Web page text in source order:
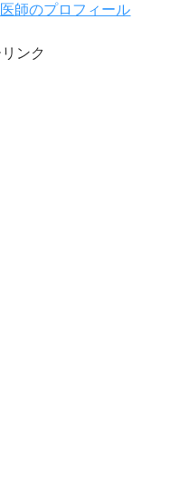
師のプロフィール
ンク